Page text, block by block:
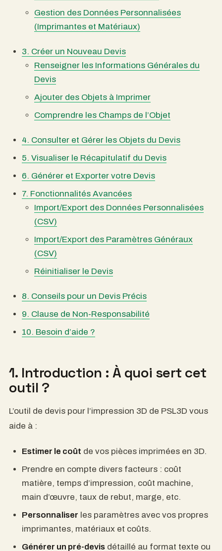
Gestion des Données Personnalisées
(Imprimantes et Matériaux)
3. Créer un Nouveau Devis
Renseigner les Informations Générales du
Devis
Ajouter des Objets à Imprimer
Comprendre les Champs de l’Objet
4. Consulter et Gérer les Objets du Devis
5. Visualiser le Récapitulatif du Devis
6. Générer et Exporter votre Devis
7. Fonctionnalités Avancées
Import/Export des Données Personnalisées
(CSV)
Import/Export des Paramètres Généraux
(CSV)
Réinitialiser le Devis
8. Conseils pour un Devis Précis
9. Clause de Non-Responsabilité
10. Besoin d’aide ?
1. Introduction : À quoi sert cet
outil ?
L’outil de devis pour l’impression 3D de PSL3D vous
aide à :
Estimer le coût de vos pièces imprimées en 3D.
Prendre en compte divers facteurs : coût
matière, temps d’impression, coût machine,
main d’œuvre, taux de rebut, marge, etc.
Personnaliser les paramètres avec vos propres
imprimantes, matériaux et coûts.
Générer un pré-devisdétaillé au format texte ou